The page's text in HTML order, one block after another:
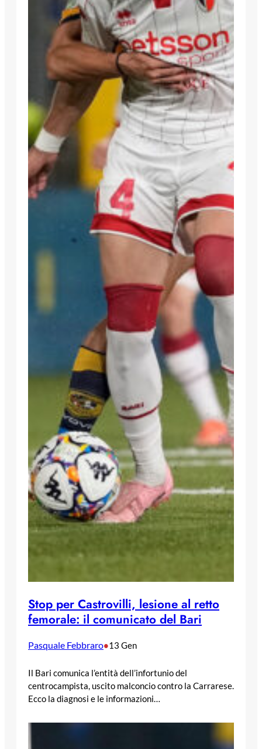
Stop per Castrovilli, lesione al retto
femorale: il comunicato del Bari
Pasquale Febbraro•13 Gen
Il Bari comunica l’entità dell’infortunio del
centrocampista, uscito malconcio contro la Carrarese.
Ecco la diagnosi e le informazioni…